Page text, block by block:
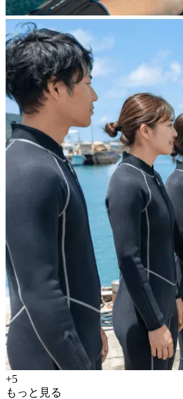
+5
もっと見る